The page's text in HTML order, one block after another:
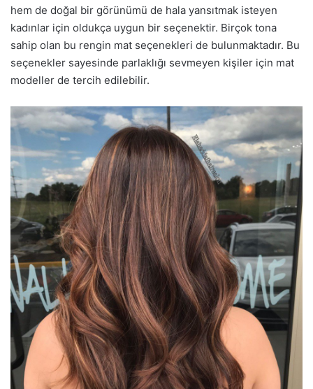
hem de doğal bir görünümü de hala yansıtmak isteyen
kadınlar için oldukça uygun bir seçenektir. Birçok tona
sahip olan bu rengin mat seçenekleri de bulunmaktadır. Bu
seçenekler sayesinde parlaklığı sevmeyen kişiler için mat
modeller de tercih edilebilir.